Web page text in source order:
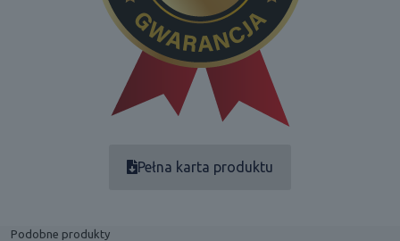
Pełna karta produktu
Podobne produkty